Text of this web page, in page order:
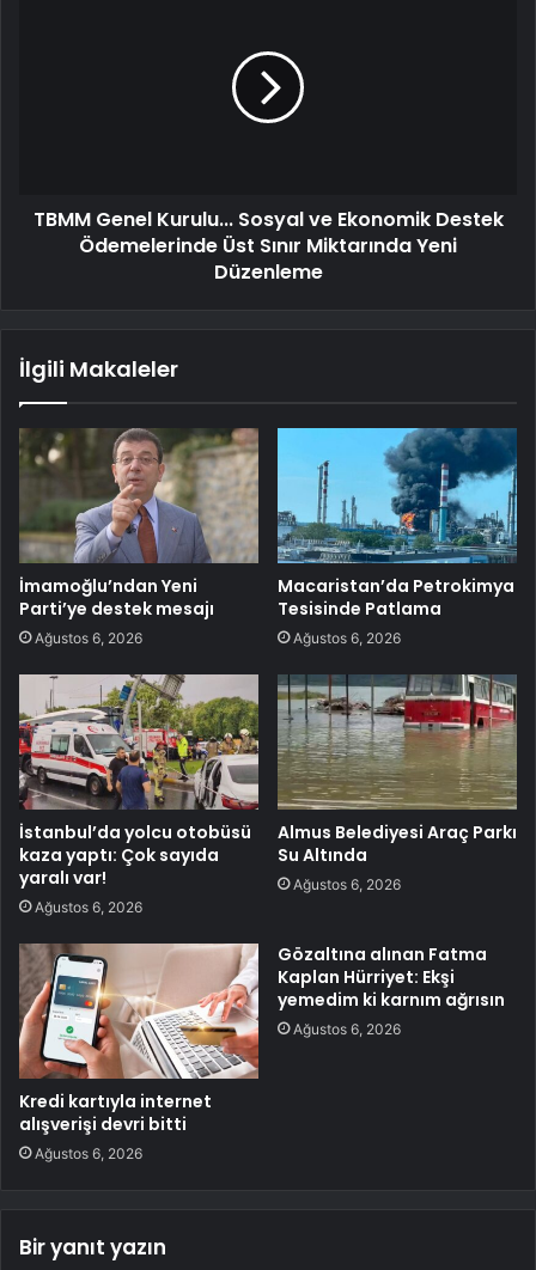
TBMM Genel Kurulu... Sosyal ve Ekonomik Destek
Ödemelerinde Üst Sınır Miktarında Yeni
Düzenleme
İlgili Makaleler
İmamoğlu’ndan Yeni
Parti’ye destek mesajı
Ağustos 6, 2026
Macaristan’da Petrokimya
Tesisinde Patlama
Ağustos 6, 2026
İstanbul’da yolcu otobüsü
kaza yaptı: Çok sayıda
yaralı var!
Ağustos 6, 2026
Almus Belediyesi Araç Parkı
Su Altında
Ağustos 6, 2026
Kredi kartıyla internet
alışverişi devri bitti
Ağustos 6, 2026
Gözaltına alınan Fatma
Kaplan Hürriyet: Ekşi
yemedim ki karnım ağrısın
Ağustos 6, 2026
Bir yanıt yazın